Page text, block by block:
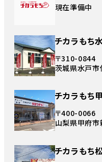
現在準備中
チカラもち
〒310-0844
茨城県水戸
チカラもち
〒400-0066
山梨県甲府
チカラもち